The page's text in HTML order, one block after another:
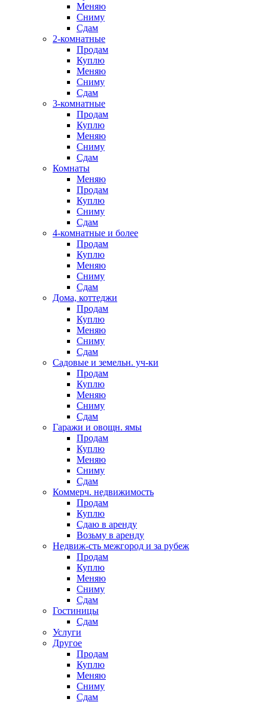
Меняю
Сниму
Сдам
2-комнатные
Продам
Куплю
Меняю
Сниму
Сдам
3-комнатные
Продам
Куплю
Меняю
Сниму
Сдам
Комнаты
Меняю
Продам
Куплю
Сниму
Сдам
4-комнатные и более
Продам
Куплю
Меняю
Сниму
Сдам
Дома, коттеджи
Продам
Куплю
Меняю
Сниму
Сдам
Садовые и земельн. уч-ки
Продам
Куплю
Меняю
Сниму
Сдам
Гаражи и овощн. ямы
Продам
Куплю
Меняю
Сниму
Сдам
Коммерч. недвижимость
Продам
Куплю
Сдаю в аренду
Возьму в аренду
Недвиж-сть межгород и за рубеж
Продам
Куплю
Меняю
Сниму
Сдам
Гостиницы
Сдам
Услуги
Другое
Продам
Куплю
Меняю
Сниму
Сдам